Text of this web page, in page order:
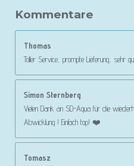
Kommentare
Thomas
Toller Service, prompte Lieferung, sehr
Simon Sternberg
Vielen Dank an SD-Aqua für die
Abwicklung ! Einfach top! ❤️
Tomasz